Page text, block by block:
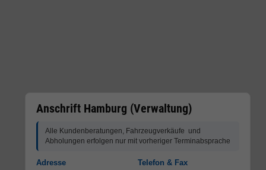
Anschrift Hamburg (Verwaltung)
Alle Kundenberatungen, Fahrzeugverkäufe und
Abholungen erfolgen nur mit vorheriger Terminabsprache
Adresse Telefon & Fax